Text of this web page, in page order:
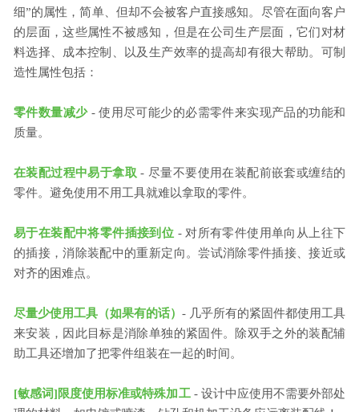
细”的属性，简单、但却不会被客户直接感知。尽管在面向客户
的层面，这些属性不被感知，但是在公司生产层面，它们对材
料选择、成本控制、以及生产效率的提高却有很大帮助。可制
造性属性包括：
零件数量减少 - 使用尽可能少的必需零件来实现产品的功能和
质量。
在装配过程中易于拿取 - 尽量不要使用在装配前嵌套或缠结的
零件。避免使用不用工具就难以拿取的零件。
易于在装配中将零件插接到位 - 对所有零件使用单向从上往下
的插接，消除装配中的重新定向。尝试消除零件插接、接近或
对齐的困难点。
尽量少使用工具（如果有的话） - 几乎所有的紧固件都使用工具
来安装，因此目标是消除单独的紧固件。除双手之外的装配辅
助工具还增加了把零件组装在一起的时间。
[敏感词]限度使用标准或特殊加工 - 设计中应使用不需要外部处